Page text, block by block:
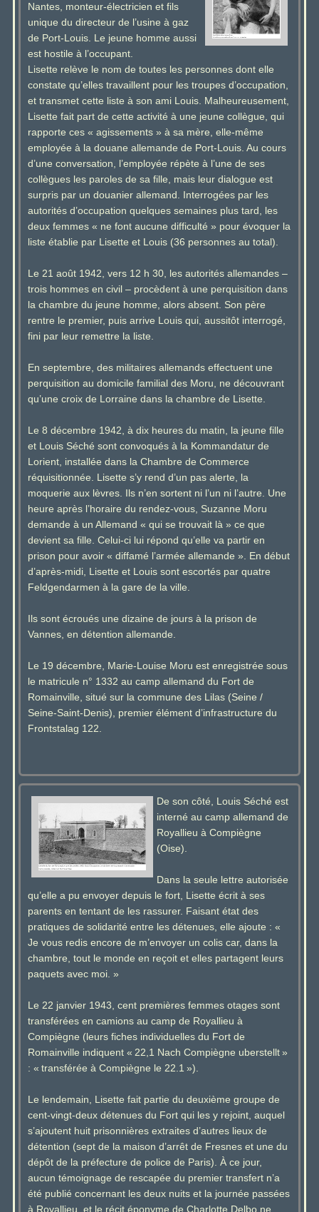
Nantes, monteur-électricien et fils
unique du directeur de l’usine à gaz
de Port-Louis. Le jeune homme aussi
est hostile à l’occupant.
Lisette relève le nom de toutes les personnes dont elle
constate qu’elles travaillent pour les troupes d’occupation,
et transmet cette liste à son ami Louis. Malheureusement,
Lisette fait part de cette activité à une jeune collègue, qui
rapporte ces « agissements » à sa mère, elle-même
employée à la douane allemande de Port-Louis. Au cours
d’une conversation, l’employée répète à l’une de ses
collègues les paroles de sa fille, mais leur dialogue est
surpris par un douanier allemand. Interrogées par les
autorités d’occupation quelques semaines plus tard, les
deux femmes « ne font aucune difficulté » pour évoquer la
liste établie par Lisette et Louis (36 personnes au total).
Le 21 août 1942, vers 12 h 30, les autorités allemandes –
trois hommes en civil – procèdent à une perquisition dans
la chambre du jeune homme, alors absent. Son père
rentre le premier, puis arrive Louis qui, aussitôt interrogé,
fini par leur remettre la liste.
En septembre, des militaires allemands effectuent une
perquisition au domicile familial des Moru, ne découvrant
qu’une croix de Lorraine dans la chambre de Lisette.
Le 8 décembre 1942, à dix heures du matin, la jeune fille
et Louis Séché sont convoqués à la Kommandatur de
Lorient, installée dans la Chambre de Commerce
réquisitionnée. Lisette s’y rend d’un pas alerte, la
moquerie aux lèvres. Ils n’en sortent ni l’un ni l’autre. Une
heure après l’horaire du rendez-vous, Suzanne Moru
demande à un Allemand « qui se trouvait là » ce que
devient sa fille. Celui-ci lui répond qu’elle va partir en
prison pour avoir « diffamé l’armée allemande ». En début
d’après-midi, Lisette et Louis sont escortés par quatre
Feldgendarmen à la gare de la ville.
Ils sont écroués une dizaine de jours à la prison de
Vannes, en détention allemande.
Le 19 décembre, Marie-Louise Moru est enregistrée sous
le matricule n° 1332 au camp allemand du Fort de
Romainville, situé sur la commune des Lilas (Seine /
Seine-Saint-Denis), premier élément d’infrastructure du
Frontstalag 122.
De son côté, Louis Séché est
interné au camp allemand de
Royallieu à Compiègne
(Oise).
Dans la seule lettre autorisée
qu’elle a pu envoyer depuis le fort, Lisette écrit à ses
parents en tentant de les rassurer. Faisant état des
pratiques de solidarité entre les détenues, elle ajoute : «
Je vous redis encore de m’envoyer un colis car, dans la
chambre, tout le monde en reçoit et elles partagent leurs
paquets avec moi. »
Le 22 janvier 1943, cent premières femmes otages sont
transférées en camions au camp de Royallieu à
Compiègne (leurs fiches individuelles du Fort de
Romainville indiquent « 22,1 Nach Compiègne uberstellt »
: « transférée à Compiègne le 22.1 »).
Le lendemain, Lisette fait partie du deuxième groupe de
cent-vingt-deux détenues du Fort qui les y rejoint, auquel
s’ajoutent huit prisonnières extraites d’autres lieux de
détention (sept de la maison d’arrêt de Fresnes et une du
dépôt de la préfecture de police de Paris). À ce jour,
aucun témoignage de rescapée du premier transfert n’a
été publié concernant les deux nuits et la journée passées
à Royallieu, et le récit éponyme de Charlotte Delbo ne